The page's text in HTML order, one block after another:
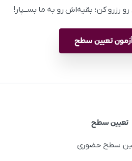
رزرو کن؛ بقیه‌اش رو به ما بســپار!
آزمون تعیین سطح
تعیین سطح
سطح حضوری